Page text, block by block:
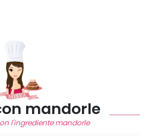
mandorle
l'ingrediente mandorle